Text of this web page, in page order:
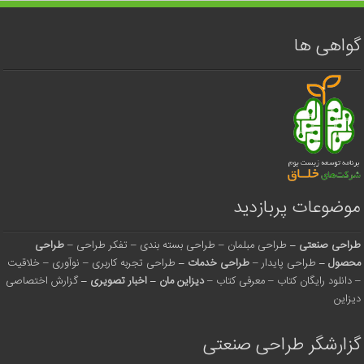
گواهی ها
موضوعات پربازدید
طراحی صنعتی – طراحی مبلمان – طراحی بسته بندی – تفکر طراحی –طراحی
محصول– طراحی پایدار–طراحی خدمات – طراحی تجربه کاربری – نوآوری –خلاقیت
–دانلود رایگان کتاب –معرفی کتاب –دیزاین مان –اخبار تصویری –گزارش اختصاصی
دیزاین
گزارشگر طراحی صنعتی